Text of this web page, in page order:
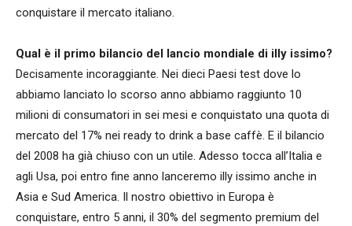
conquistare il mercato italiano.
Qual è il primo bilancio del lancio mondiale di illy issimo?
Decisamente incoraggiante. Nei dieci Paesi test dove lo
abbiamo lanciato lo scorso anno abbiamo raggiunto 10
milioni di consumatori in sei mesi e conquistato una quota di
mercato del 17% nei ready to drink a base caffè. E il bilancio
del 2008 ha già chiuso con un utile. Adesso tocca all’Italia e
agli Usa, poi entro fine anno lanceremo illy issimo anche in
Asia e Sud America. Il nostro obiettivo in Europa è
conquistare, entro 5 anni, il 30% del segmento premium del